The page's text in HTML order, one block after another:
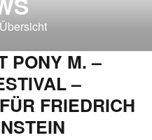
PONY M. –
–
FRIEDRICH